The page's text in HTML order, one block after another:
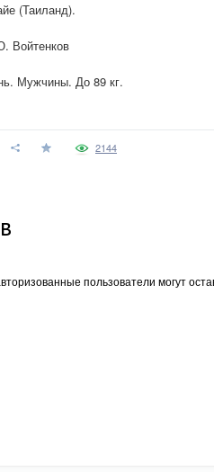
(Таиланд).
Войтенков
Мужчины. До 89 кг.
2144
пользователи могут